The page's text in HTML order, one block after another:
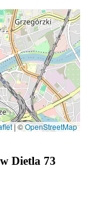
|©OpenStreetMap
Dietla 73